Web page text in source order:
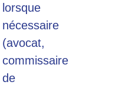
lorsque
nécessaire
(avocat,
commissaire
de